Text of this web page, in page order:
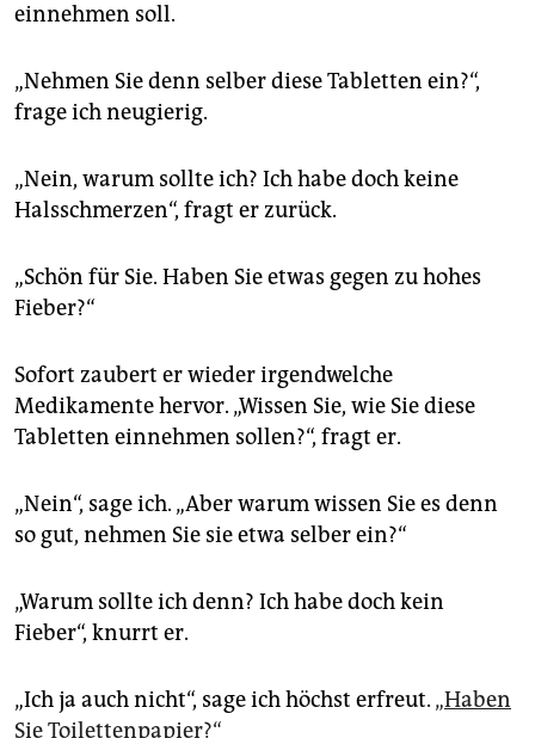
einnehmen soll.
„Nehmen Sie denn selber diese Tabletten ein?“,
frage ich neugierig.
„Nein, warum sollte ich? Ich habe doch keine
Halsschmerzen“, fragt er zurück.
„Schön für Sie. Haben Sie etwas gegen zu hohes
Fieber?“
Sofort zaubert er wieder irgendwelche
Medikamente hervor. „Wissen Sie, wie Sie diese
Tabletten einnehmen sollen?“, fragt er.
„Nein“, sage ich. „Aber warum wissen Sie es denn
so gut, nehmen Sie sie etwa selber ein?“
„Warum sollte ich denn? Ich habe doch kein
Fieber“, knurrt er.
„Ich ja auch nicht“, sage ich höchst erfreut. „Haben
Sie Toilettenpapier?“